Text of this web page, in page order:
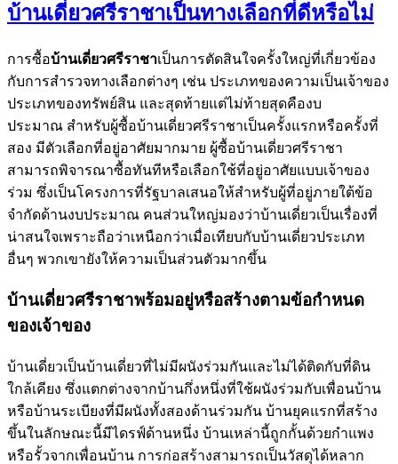
บ้านเดี่ยวศรีราชาเป็นทางเลือกที่ดีหรือไม่
การซื้อบ้านเดี่ยวศรีราชาเป็นการตัดสินใจครั้งใหญ่ที่เกี่ยวข้อง
กับการสำรวจทางเลือกต่างๆ เช่น ประเภทของความเป็นเจ้าของ
ประเภทของทรัพย์สิน และสุดท้ายแต่ไม่ท้ายสุดคืองบ
ประมาณ สำหรับผู้ซื้อบ้านเดี่ยวศรีราชาเป็นครั้งแรกหรือครั้งที่
สอง มีตัวเลือกที่อยู่อาศัยมากมาย ผู้ซื้อบ้านเดี่ยวศรีราชา
สามารถพิจารณาซื้อทันทีหรือเลือกใช้ที่อยู่อาศัยแบบเจ้าของ
ร่วม ซึ่งเป็นโครงการที่รัฐบาลเสนอให้สำหรับผู้ที่อยู่ภายใต้ข้อ
จำกัดด้านงบประมาณ คนส่วนใหญ่มองว่าบ้านเดี่ยวเป็นเรื่องที่
น่าสนใจเพราะถือว่าเหนือกว่าเมื่อเทียบกับบ้านเดี่ยวประเภท
อื่นๆ พวกเขายังให้ความเป็นส่วนตัวมากขึ้น
บ้านเดี่ยวศรีราชาพร้อมอยู่หรือสร้างตามข้อกำหนด
ของเจ้าของ
บ้านเดี่ยวเป็นบ้านเดี่ยวที่ไม่มีผนังร่วมกันและไม่ได้ติดกับที่ดิน
ใกล้เคียง ซึ่งแตกต่างจากบ้านกึ่งหนึ่งที่ใช้ผนังร่วมกับเพื่อนบ้าน
หรือบ้านระเบียงที่มีผนังทั้งสองด้านร่วมกัน บ้านยุคแรกที่สร้าง
ขึ้นในลักษณะนี้มีไดรฟ์ด้านหนึ่ง บ้านเหล่านี้ถูกกั้นด้วยกำแพง
หรือรั้วจากเพื่อนบ้าน การก่อสร้างสามารถเป็นวัสดุได้หลาก